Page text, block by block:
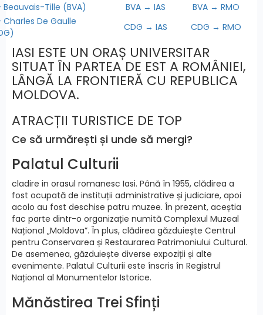
Tille (BVA)
BVA → IAS
BVA → RMO
De Gaulle
CDG → IAS CDG → RMO
IASI ESTE UN ORAȘ UNIVERSITAR
SITUAT ÎN PARTEA DE EST A ROMÂNIEI,
LÂNGĂ LA FRONTIERĂ CU REPUBLICA
MOLDOVA.
ATRACȚII TURISTICE DE TOP
Ce să urmărești și unde să mergi?
Palatul Culturii
cladire in orasul romanesc Iasi. Până în 1955, clădirea a
fost ocupată de instituții administrative și judiciare, apoi
acolo au fost deschise patru muzee. În prezent, aceștia
fac parte dintr-o organizație numită Complexul Muzeal
Național „Moldova”. În plus, clădirea găzduiește Centrul
pentru Conservarea și Restaurarea Patrimoniului Cultural.
De asemenea, găzduiește diverse expoziții și alte
evenimente. Palatul Culturii este înscris în Registrul
Național al Monumentelor Istorice.
Mănăstirea Trei Sfinți